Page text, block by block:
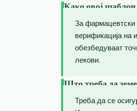
Како овој шаблон
За фармацевтски
верификација на
обезбедуваат
лекови.
Што треба да
Треба да се